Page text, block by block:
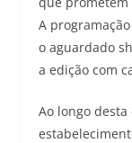
A
o aguardado
a edição com
Ao longo desta